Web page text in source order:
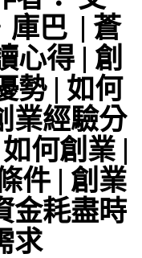
升、
引
爆
商
機
的
粉
法
庫巴 | 蒼
心得 | 創
勢 | 如何
業經驗分
何創業 |
件 | 創業
金耗盡時
求